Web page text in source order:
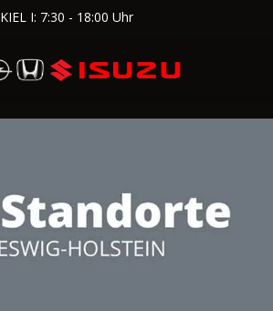
KIEL I: 7:30 - 18:00 Uhr